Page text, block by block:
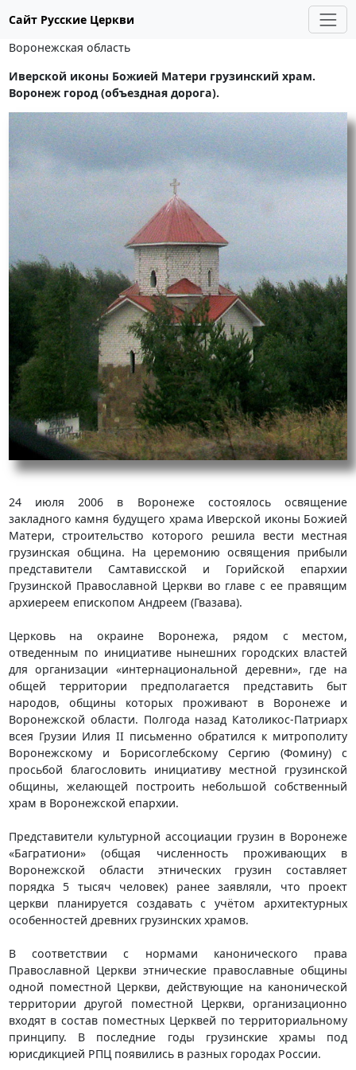
Сайт Русские Церкви
Воронежская область
Иверской иконы Божией Матери грузинский храм.
Воронеж город (объездная дорога).
24 июля 2006 в Воронеже состоялось освящение
закладного камня будущего храма Иверской иконы Божией
Матери, строительство которого решила вести местная
грузинская община. На церемонию освящения прибыли
представители Самтависской и Горийской епархии
Грузинской Православной Церкви во главе с ее правящим
архиереем епископом Андреем (Гвазава).
Церковь на окраине Воронежа, рядом с местом,
отведенным по инициативе нынешних городских властей
для организации «интернациональной деревни», где на
общей территории предполагается представить быт
народов, общины которых проживают в Воронеже и
Воронежской области. Полгода назад Католикос-Патриарх
всея Грузии Илия II письменно обратился к митрополиту
Воронежскому и Борисоглебскому Сергию (Фомину) с
просьбой благословить инициативу местной грузинской
общины, желающей построить небольшой собственный
храм в Воронежской епархии.
Представители культурной ассоциации грузин в Воронеже
«Багратиони» (общая численность проживающих в
Воронежской области этнических грузин составляет
порядка 5 тысяч человек) ранее заявляли, что проект
церкви планируется создавать с учётом архитектурных
особенностей древних грузинских храмов.
В соответствии с нормами канонического права
Православной Церкви этнические православные общины
одной поместной Церкви, действующие на канонической
территории другой поместной Церкви, организационно
входят в состав поместных Церквей по территориальному
принципу. В последние годы грузинские храмы под
юрисдикцией РПЦ появились в разных городах России.